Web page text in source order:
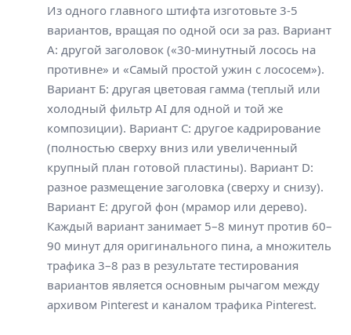
Из одного главного штифта изготовьте 3-5
вариантов, вращая по одной оси за раз. Вариант
А: другой заголовок («30-минутный лосось на
противне» и «Самый простой ужин с лососем»).
Вариант Б: другая цветовая гамма (теплый или
холодный фильтр AI для одной и той же
композиции). Вариант C: другое кадрирование
(полностью сверху вниз или увеличенный
крупный план готовой пластины). Вариант D:
разное размещение заголовка (сверху и снизу).
Вариант E: другой фон (мрамор или дерево).
Каждый вариант занимает 5–8 минут против 60–
90 минут для оригинального пина, а множитель
трафика 3–8 раз в результате тестирования
вариантов является основным рычагом между
архивом Pinterest и каналом трафика Pinterest.